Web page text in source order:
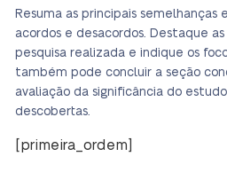
Resuma as principais semelhanças
acordos e desacordos. Destaque
pesquisa realizada e indique os
também pode concluir a seção
avaliação da significância do
descobertas.
[primeira_ordem]